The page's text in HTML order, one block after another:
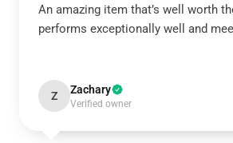
An amazing item that’s well worth
performs exceptionally well and
Z Zachary
Verified owner